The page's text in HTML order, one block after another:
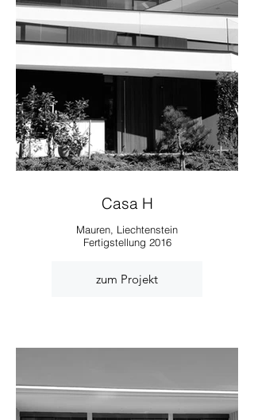
Casa H
Mauren, Liechtenstein
Fertigstellung 2016
zum Projekt